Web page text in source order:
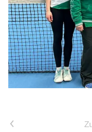
Vorheriger Artikel